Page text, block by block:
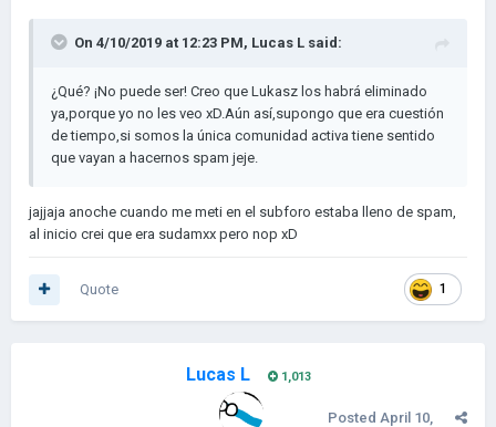
On 4/10/2019 at 12:23 PM, Lucas L said:
¿Qué? ¡No puede ser! Creo que Lukasz los habrá eliminado
ya,porque yo no les veo xD.Aún así,supongo que era cuestión
de tiempo,si somos la única comunidad activa tiene sentido
que vayan a hacernos spam jeje.
jajjaja anoche cuando me meti en el subforo estaba lleno de spam,
al inicio crei que era sudamxx pero nop xD
1
Quote
Lucas L 1,013
Posted April 10,